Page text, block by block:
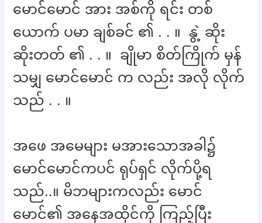
မောင်မောင် အား အစ်ကို ရင်း တစ်
ယောက် ပမာ ချစ်ခင် ၏ . . ။ နွဲ့ ဆိုး
ဆိုးတတ် ၏ . . ။ ချိုမာ စိတ်ကြိုက် မှန်
သမျှ မောင်မောင် က လည်း အလို လိုက်
သည် . . ။
အဖေ အမေများ မအားသောအခါ၌
မောင်မောင်ကပင် ရုပ်ရှင် လိုက်ပို့ရ
သည်..။ မိဘများကလည်း မောင်
မောင်၏ အနေအထိုင်ကို ကြည့်ပြီး